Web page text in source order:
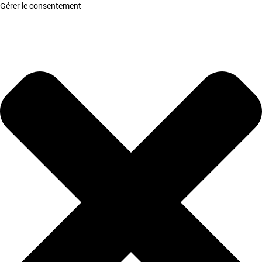
Gérer le consentement